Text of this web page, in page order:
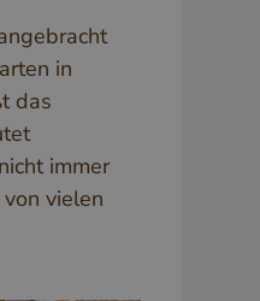
in
das
immer
vielen